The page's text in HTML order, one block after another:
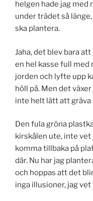
helgen hade jag med
under trädet så
ska plantera.
Jaha, det blev bara
en hel kasse full med
jorden och lyfte upp
höll på. Men det
inte helt lätt att gräva
Den fula gröna
kirskålen ute, inte
komma tillbaka på
där. Nu har jag
och hoppas att det
inga illusioner, jag